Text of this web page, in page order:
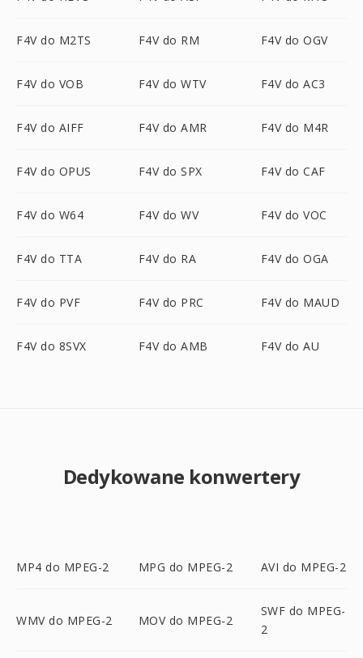
F4V do M2TS F4V do RM F4V do OGV
F4V do VOB F4V do WTV F4V do AC3
F4V do AIFF F4V do AMR F4V do M4R
F4V do OPUS F4V do SPX F4V do CAF
F4V do W64 F4V do WV F4V do VOC
F4V do TTA F4V do RA F4V do OGA
F4V do PVF F4V do PRC F4V do MAUD
F4V do 8SVX F4V do AMB F4V do AU
Dedykowane konwertery
MP4 do MPEG-2 MPG do MPEG-2 AVI do MPEG-2
WMV do MPEG-2 MOV do MPEG-2
SWF do MPEG-
2